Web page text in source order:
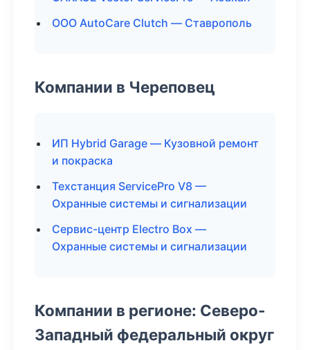
ООО AutoCare Clutch — Ставрополь
Компании в Череповец
ИП Hybrid Garage — Кузовной ремонт
и покраска
Техстанция ServicePro V8 —
Охранные системы и сигнализации
Сервис-центр Electro Box —
Охранные системы и сигнализации
Компании в регионе: Северо-
Западный федеральный округ